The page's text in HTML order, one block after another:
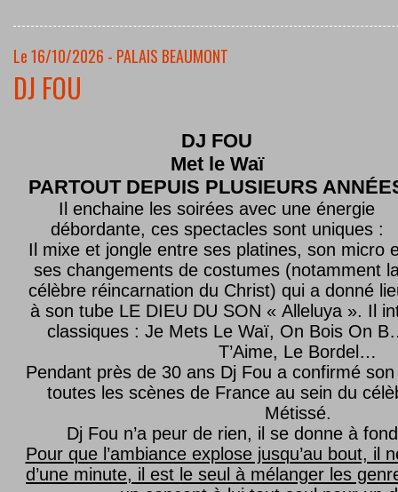
Le 16/10/2026 - PALAIS BEAUMONT
DJ FOU
DJ FOU
Met le Waï
PARTOUT DEPUIS PLUSIEURS
Il enchaine les soirées avec une énergie
débordante, ces spectacles sont uniques :
Il mixe et jongle entre ses platines, son micro
ses changements de costumes (notamment
célèbre réincarnation du Christ) qui a donné
à son tube LE DIEU DU SON « Alleluya ». Il
classiques : Je Mets Le Waï, On Bois On
T’Aime, Le Bordel…
Pendant près de 30 ans Dj Fou a confirmé son
toutes les scènes de France au sein du
Métissé.
Dj Fou n’a peur de rien, il se donne à
Pour que l’ambiance explose jusqu’au bout, il
d’une minute, il est le seul à mélanger les